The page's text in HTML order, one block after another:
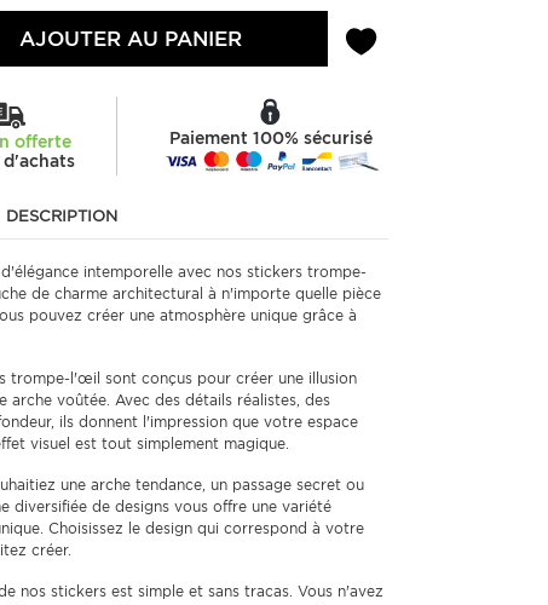
AJOUTER AU PANIER
offerte
d'achats
Paiement 100% sécurisé
DESCRIPTION
intemporelle avec nos stickers trompe-
de charme architectural à n'importe quelle pièce
pouvez créer une atmosphère unique grâce à
trompe-l'œil sont conçus pour créer une illusion
arche voûtée. Avec des détails réalistes, des
ils donnent l'impression que votre espace
visuel est tout simplement magique.
une arche tendance, un passage secret ou
diversifiée de designs vous offre une variété
Choisissez le design qui correspond à votre
créer.
nos stickers est simple et sans tracas. Vous n'avez